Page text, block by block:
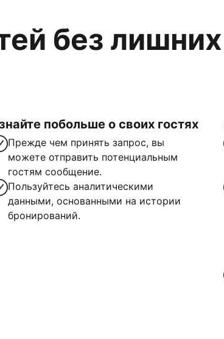
без
побольше о своих гостях
Прежде чем принять запрос, вы
можете отправить потенциальным
гостям сообщение.
Пользуйтесь аналитическими
данными, основанными на истории
бронирований.